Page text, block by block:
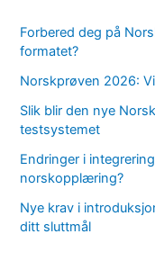
Forbered deg på
formatet?
Norskprøven 2026:
Slik blir den nye
testsystemet
Endringer i
norskopplæring?
Nye krav i
ditt sluttmål